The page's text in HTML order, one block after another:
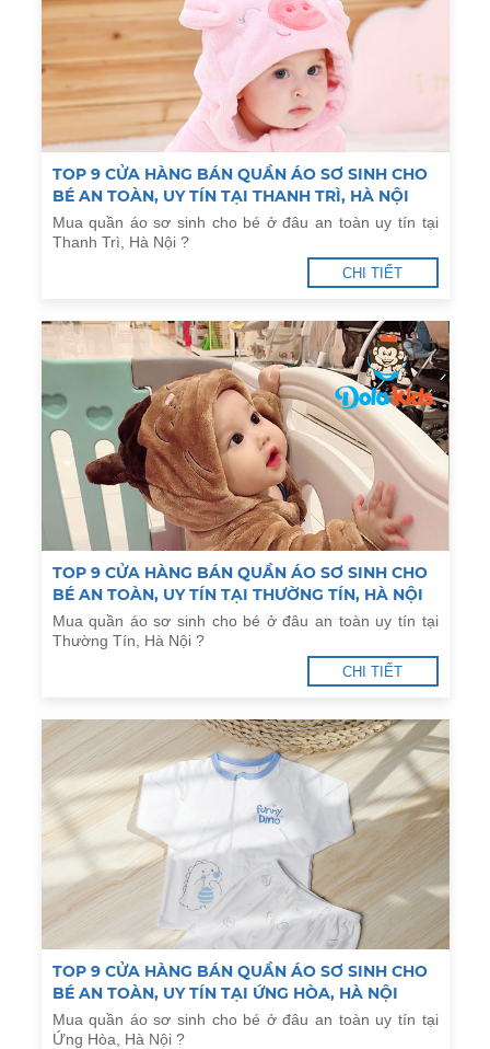
TOP 9 CỬA HÀNG BÁN QUẦN ÁO SƠ SINH CHO
BÉ AN TOÀN, UY TÍN TẠI THANH TRÌ, HÀ NỘI
Mua quần áo sơ sinh cho bé ở đâu an toàn uy tín tại
Thanh Trì, Hà Nội ?
CHI TIẾT
TOP 9 CỬA HÀNG BÁN QUẦN ÁO SƠ SINH CHO
BÉ AN TOÀN, UY TÍN TẠI THƯỜNG TÍN, HÀ NỘI
Mua quần áo sơ sinh cho bé ở đâu an toàn uy tín tại
Thường Tín, Hà Nội ?
CHI TIẾT
TOP 9 CỬA HÀNG BÁN QUẦN ÁO SƠ SINH CHO
BÉ AN TOÀN, UY TÍN TẠI ỨNG HÒA, HÀ NỘI
Mua quần áo sơ sinh cho bé ở đâu an toàn uy tín tại
Ứng Hòa, Hà Nội ?